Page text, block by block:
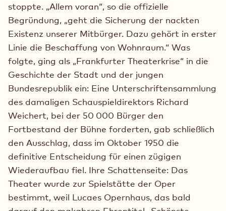
stoppte. „Allem voran“, so die offizielle
Begründung, „geht die Sicherung der nackten
Existenz unserer Mitbürger. Dazu gehört in erster
Linie die Beschaffung von Wohnraum.“ Was
folgte, ging als „Frankfurter Theaterkrise“ in die
Geschichte der Stadt und der jungen
Bundesrepublik ein: Eine Unterschriftensammlung
des damaligen Schauspieldirektors Richard
Weichert, bei der 50 000 Bürger den
Fortbestand der Bühne forderten, gab schließlich
den Ausschlag, dass im Oktober 1950 die
definitive Entscheidung für einen zügigen
Wiederaufbau fiel. Ihre Schattenseite: Das
Theater wurde zur Spielstätte der Oper
bestimmt, weil Lucaes Opernhaus, das bald